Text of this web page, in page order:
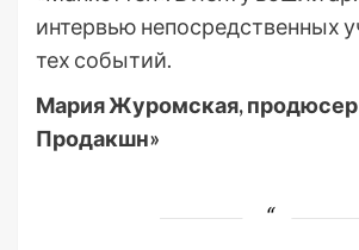
интервью непосредственных
тех событий.
Мария Журомская,
Продакшн»